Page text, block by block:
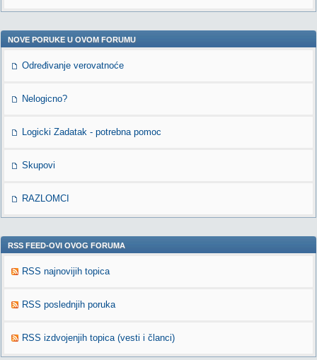
NOVE PORUKE U OVOM FORUMU
Određivanje verovatnoće
Nelogicno?
Logicki Zadatak - potrebna pomoc
Skupovi
RAZLOMCI
RSS FEED-OVI OVOG FORUMA
RSS najnovijih topica
RSS poslednjih poruka
RSS izdvojenjih topica (vesti i članci)